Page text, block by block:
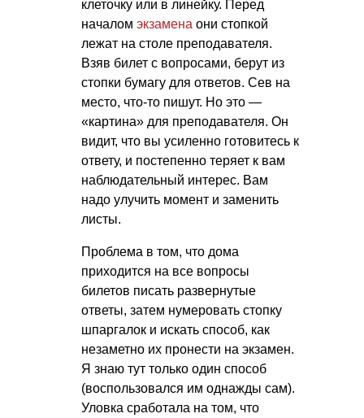
клеточку или в линейку. Перед
началом экзамена они стопкой
лежат на столе преподавателя.
Взяв билет с вопросами, берут из
стопки бумагу для ответов. Сев на
место, что-то пишут. Но это —
«картина» для преподавателя. Он
видит, что вы усиленно готовитесь к
ответу, и постепенно теряет к вам
наблюдательный интерес. Вам
надо улучить момент и заменить
листы.
Проблема в том, что дома
приходится на все вопросы
билетов писать развернутые
ответы, затем нумеровать стопку
шпаргалок и искать способ, как
незаметно их пронести на экзамен.
Я знаю тут только один способ
(воспользовался им однажды сам).
Уловка сработала на том, что